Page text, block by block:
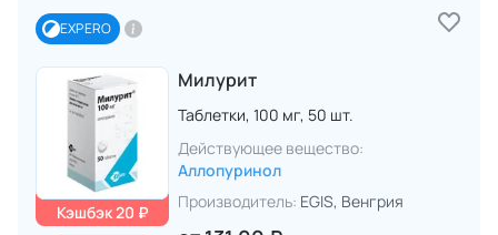
EXPERO
Кэшбэк 20 ₽
Милурит
Таблетки, 100 мг, 50 шт.
Действующее вещество:
Аллопуринол
Производитель: EGIS, Венгрия